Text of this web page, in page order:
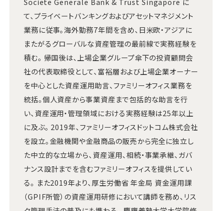
て、プライベートバンキングおよびアセットマネジメント
業務に従事。海外勤務7年間を含め、日米欧・アジアに
またがるグローバルな資産管理の最前線で実務経験を
積む。 帰国後は、上場企業グループ傘下の投資顧問会
社の代表取締役として、富裕層および上場企業オーナー
を中心とした資産運用助言、ファミリーオフィス業務を
統括。個人資産から事業資産まで包括的な助言を行
い、資産運用・管理領域における実務経験は25年以上
に及ぶ。 2019年、ファミリーオフィスドットコム株式会社
を設立。金融機関や金融商品の販売から完全に独立し
た中立的な立場から、資産運用、相続・事業承継、ガバ
ナンス設計までを含むファミリーオフィスを提供してい
る。 また2019年より、厚生労働省 年金局 資金運用課
（GPIF所管）の資産運用研修において講師を務め、リス